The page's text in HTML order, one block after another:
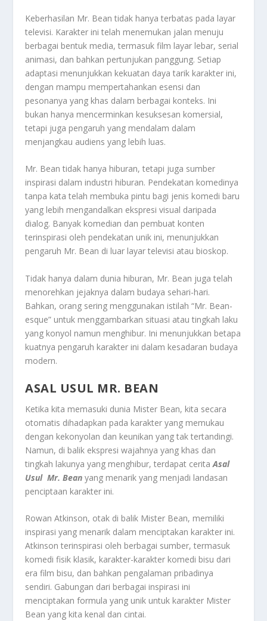
Keberhasilan Mr. Bean tidak hanya terbatas pada layar
televisi. Karakter ini telah menemukan jalan menuju
berbagai bentuk media, termasuk film layar lebar, serial
animasi, dan bahkan pertunjukan panggung. Setiap
adaptasi menunjukkan kekuatan daya tarik karakter ini,
dengan mampu mempertahankan esensi dan
pesonanya yang khas dalam berbagai konteks. Ini
bukan hanya mencerminkan kesuksesan komersial,
tetapi juga pengaruh yang mendalam dalam
menjangkau audiens yang lebih luas.
Mr. Bean tidak hanya hiburan, tetapi juga sumber
inspirasi dalam industri hiburan. Pendekatan komedinya
tanpa kata telah membuka pintu bagi jenis komedi baru
yang lebih mengandalkan ekspresi visual daripada
dialog. Banyak komedian dan pembuat konten
terinspirasi oleh pendekatan unik ini, menunjukkan
pengaruh Mr. Bean di luar layar televisi atau bioskop.
Tidak hanya dalam dunia hiburan, Mr. Bean juga telah
menorehkan jejaknya dalam budaya sehari-hari.
Bahkan, orang sering menggunakan istilah “Mr. Bean-
esque” untuk menggambarkan situasi atau tingkah laku
yang konyol namun menghibur. Ini menunjukkan betapa
kuatnya pengaruh karakter ini dalam kesadaran budaya
modern.
ASAL USUL MR. BEAN
Ketika kita memasuki dunia Mister Bean, kita secara
otomatis dihadapkan pada karakter yang memukau
dengan kekonyolan dan keunikan yang tak tertandingi.
Namun, di balik ekspresi wajahnya yang khas dan
tingkah lakunya yang menghibur, terdapat ceritaAsal
Usul Mr. Bean yang menarik yang menjadi landasan
penciptaan karakter ini.
Rowan Atkinson, otak di balik Mister Bean, memiliki
inspirasi yang menarik dalam menciptakan karakter ini.
Atkinson terinspirasi oleh berbagai sumber, termasuk
komedi fisik klasik, karakter-karakter komedi bisu dari
era film bisu, dan bahkan pengalaman pribadinya
sendiri. Gabungan dari berbagai inspirasi ini
menciptakan formula yang unik untuk karakter Mister
Bean yang kita kenal dan cintai.